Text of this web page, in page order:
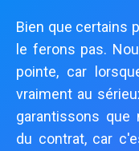
Bien que certains
le ferons pas.
pointe, car
vraiment au
garantissons que
du contrat, car